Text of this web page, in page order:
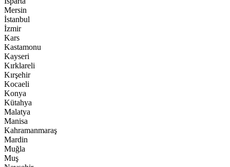
Mersin
İstanbul
İzmir
Kars
Kastamonu
Kayseri
Kırklareli
Kırşehir
Kocaeli
Konya
Kütahya
Malatya
Manisa
Kahramanmaraş
Mardin
Muğla
Muş